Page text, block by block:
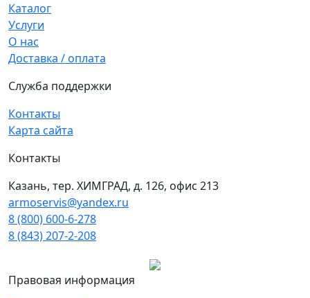
Каталог
Услуги
О нас
Доставка / оплата
Служба поддержки
Контакты
Карта сайта
Контакты
Казань, тер. ХИМГРАД, д. 126, офис 213
armoservis@yandex.ru
8 (800) 600-6-278
8 (843) 207-2-208
Правовая информация